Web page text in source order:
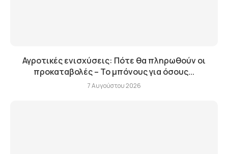
Αγροτικές ενισχύσεις: Πότε θα πληρωθούν οι
προκαταβολές – Το μπόνους για όσους...
7 Αυγούστου 2026